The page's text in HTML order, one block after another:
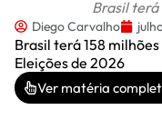
Brasil terá
Diego Carvalho
Brasil terá 158
Eleições de 2026
Ver matéria